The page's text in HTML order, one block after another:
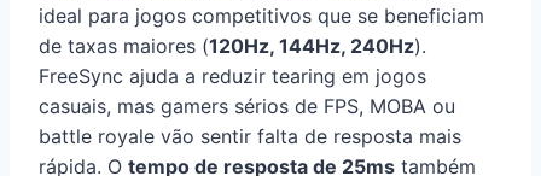
ideal para jogos competitivos que se beneficiam
de taxas maiores (120Hz, 144Hz, 240Hz).
FreeSync ajuda a reduzir tearing em jogos
casuais, mas gamers sérios de FPS, MOBA ou
battle royale vão sentir falta de resposta mais
rápida. O tempo de resposta de 25ms também